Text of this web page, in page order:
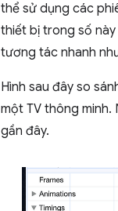
thể sử dụng các
thiết bị trong số
tương tác nhanh
Hình sau đây so
một TV thông minh.
gần đây.